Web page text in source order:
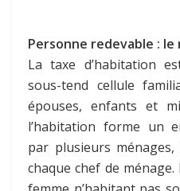
Personne redevable : le
La taxe d’habitation
sous-tend cellule
épouses, enfants et
l’habitation forme un
par plusieurs
chaque chef de